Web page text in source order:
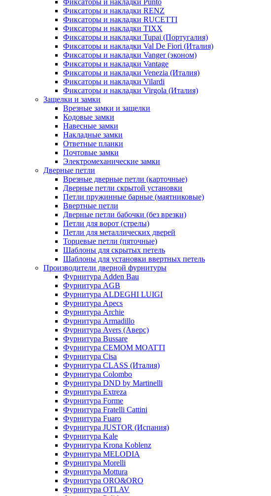
Фиксаторы и накладки Punto
Фиксаторы и накладки RENZ
Фиксаторы и накладки RUCETTI
Фиксаторы и накладки TIXX
Фиксаторы и накладки Tupai (Португалия)
Фиксаторы и накладки Val De Fiori (Италия)
Фиксаторы и накладки Vanger (эконом)
Фиксаторы и накладки Vantage
Фиксаторы и накладки Venezia (Италия)
Фиксаторы и накладки Vilardi
Фиксаторы и накладки Virgola (Италия)
Защелки и замки
Врезные замки и защелки
Кодовые замки
Навесные замки
Накладные замки
Ответные планки
Почтовые замки
Электромеханические замки
Дверные петли
Врезные дверные петли (карточные)
Дверные петли скрытой установки
Петли пружинные барные (маятниковые)
Ввертные петли
Дверные петли бабочки (без врезки)
Петли для ворот (стрелы)
Петли для металлических дверей
Торцевые петли (пяточные)
Шаблоны для скрытых петель
Шаблоны для установки ввертных петель
Производители дверной фурнитуры
Фурнитура Adden Bau
Фурнитура AGB
Фурнитура ALDEGHI LUIGI
Фурнитура Apecs
Фурнитура Archie
Фурнитура Armadillo
Фурнитура Avers (Аверс)
Фурнитура Bussare
Фурнитура CEMOM MOATTI
Фурнитура Cisa
Фурнитура CLASS (Италия)
Фурнитура Colombo
Фурнитура DND by Martinelli
Фурнитура Extreza
Фурнитура Forme
Фурнитура Fratelli Cattini
Фурнитура Fuaro
Фурнитура JUSTOR (Испания)
Фурнитура Kale
Фурнитура Krona Koblenz
Фурнитура MELODIA
Фурнитура Morelli
Фурнитура Mottura
Фурнитура ORO&ORO
Фурнитура OTLAV